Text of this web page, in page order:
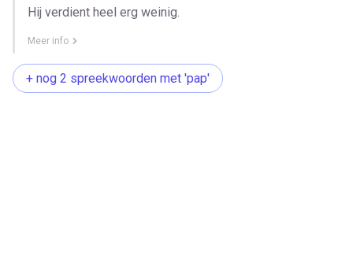
Hij verdient heel erg weinig.
Meer info
+ nog 2 spreekwoorden met 'pap'